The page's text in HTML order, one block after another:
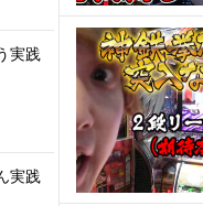
実践
実践